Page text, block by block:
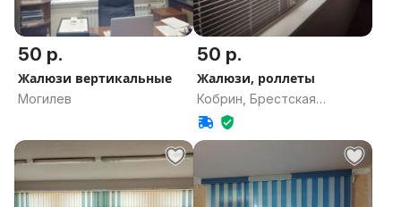
50 р.
Жалюзи вертикальные
Могилев
50 р.
Жалюзи, роллеты
Кобрин, Брестская
область